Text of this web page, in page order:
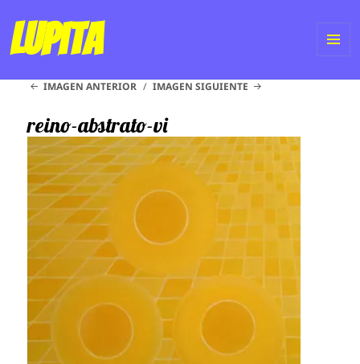
Lupita
IMAGEN ANTERIOR IMAGEN SIGUIENTE
reino-abstrato-vi